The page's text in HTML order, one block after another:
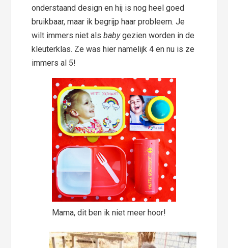
onderstaand design en hij is nog heel goed
bruikbaar, maar ik begrijp haar probleem. Je
wilt immers niet alsbabygezien worden in de
kleuterklas. Ze was hier namelijk 4 en nu is ze
immers al 5!
Mama, dit ben ik niet meer hoor!